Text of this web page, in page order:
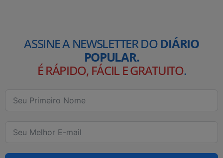
ASSINE A NEWSLETTER DODIÁRIO
POPULAR.
É RÁPIDO, FÁCIL E GRATUITO.